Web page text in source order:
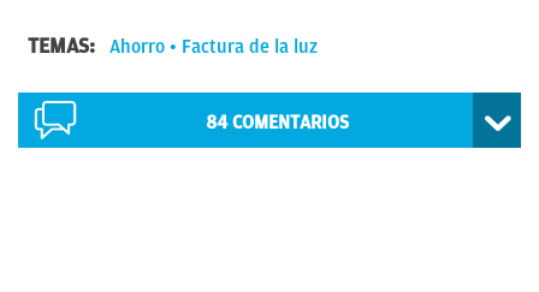
TEMAS: Ahorro Factura de la luz
84COMENTARIOS